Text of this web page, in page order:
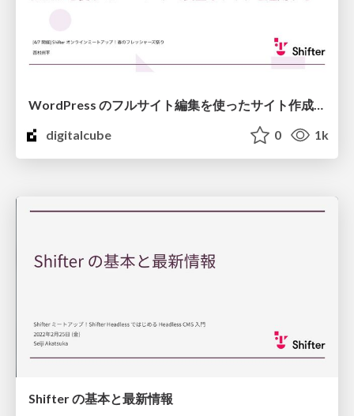
WordPress のフルサイト編集を使ったサイト作成と Shifter を使ってノーコードで安全なサイトを運用する
digitalcube
0 1k
Shifter の基本と最新情報